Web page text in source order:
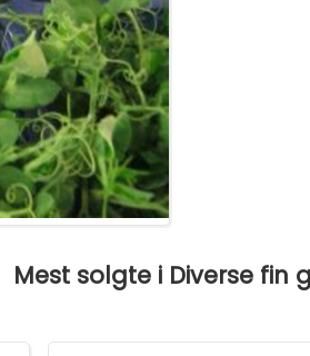
Mest solgte i Diverse fin